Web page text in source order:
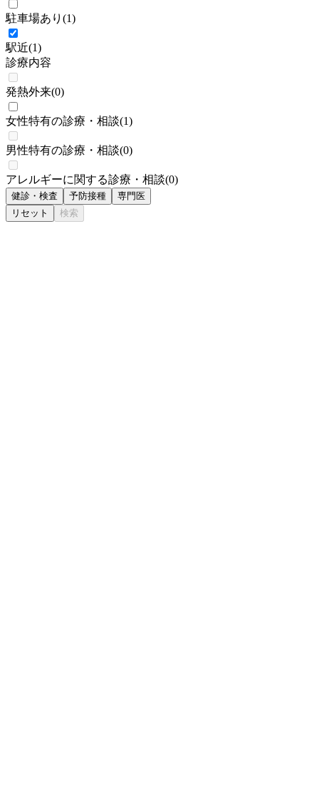
駐車場あり (1)
駅近(1)
診療内容
発熱外来(0)
女性特有の診療・相談(1)
男性特有の診療・相談(0)
アレルギーに関する診療・相談(0)
健診・検査 予防接種
専門医
リセット
検索